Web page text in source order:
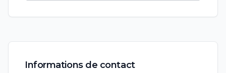
Informations de contact